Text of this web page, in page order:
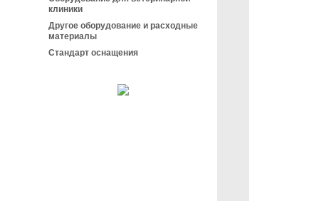
клиники
Другое оборудование и расходные
материалы
Стандарт оснащения